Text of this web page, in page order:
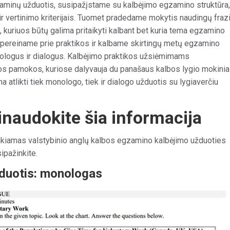
užduotis, susipažįstame su kalbėjimo egzamino struktūra,
vertinimo kriterijais. Tuomet pradedame mokytis naudingų
kuriuos būtų galima pritaikyti kalbant bet kuria tema egzamino
prie praktikos ir kalbame skirtingų metų egzamino
ir dialogus. Kalbėjimo praktikos užsiėmimams
pamokos, kuriose dalyvauja du panašaus kalbos lygio
atlikti tiek monologo, tiek ir dialogo užduotis su lygiaverčiu
šia informacija
valstybinio anglų kalbos egzamino kalbėjimo užduoties
monologas